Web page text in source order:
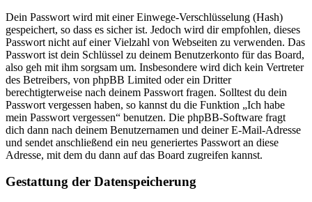
Dein Passwort wird mit einer Einwege-Verschlüsselung (Hash)
gespeichert, so dass es sicher ist. Jedoch wird dir empfohlen, dieses
Passwort nicht auf einer Vielzahl von Webseiten zu verwenden. Das
Passwort ist dein Schlüssel zu deinem Benutzerkonto für das Board,
also geh mit ihm sorgsam um. Insbesondere wird dich kein Vertreter
des Betreibers, von phpBB Limited oder ein Dritter
berechtigterweise nach deinem Passwort fragen. Solltest du dein
Passwort vergessen haben, so kannst du die Funktion „Ich habe
mein Passwort vergessen“ benutzen. Die phpBB-Software fragt
dich dann nach deinem Benutzernamen und deiner E-Mail-Adresse
und sendet anschließend ein neu generiertes Passwort an diese
Adresse, mit dem du dann auf das Board zugreifen kannst.
Gestattung der Datenspeicherung